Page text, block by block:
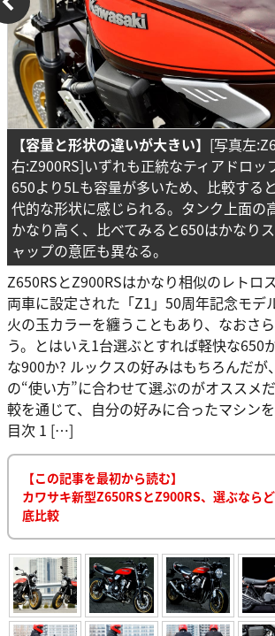
【容量と形状の違いが大きい】 [写真左
右:Z900RS]いずれも正統なティアドロッ
650より5Lも容量が多いため、比較する
代的な形状に感じられる。タンク上面の
かなり高く、比べてみると650はかなり
ャップの意匠も異なる。
Z650RSとZ900RSはかなり相似のレトロ
両車に設定された「Z1」50周年記念モデ
火の玉カラーを纏うこともあり、なおさ
う。とはいえ1台選ぶとすれば軽快な650
な900か? ルックスの好みはもちろんだが
の“使い方”に合わせて選ぶのがオススメ
較を通じて、自分の好みに合ったマシンを
目次 1 […]
【この記事を最初から読む】
カワサキ新型Z650RSとZ900RS、選ぶなら
底比較